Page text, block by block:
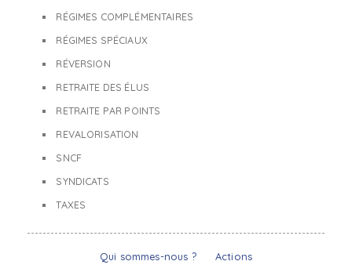
RÉGIMES COMPLÉMENTAIRES
RÉGIMES SPÉCIAUX
RÉVERSION
RETRAITE DES ÉLUS
RETRAITE PAR POINTS
REVALORISATION
SNCF
SYNDICATS
TAXES
Qui sommes-nous ?
Actions